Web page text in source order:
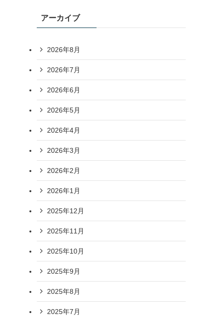
アーカイブ
2026年8月
2026年7月
2026年6月
2026年5月
2026年4月
2026年3月
2026年2月
2026年1月
2025年12月
2025年11月
2025年10月
2025年9月
2025年8月
2025年7月